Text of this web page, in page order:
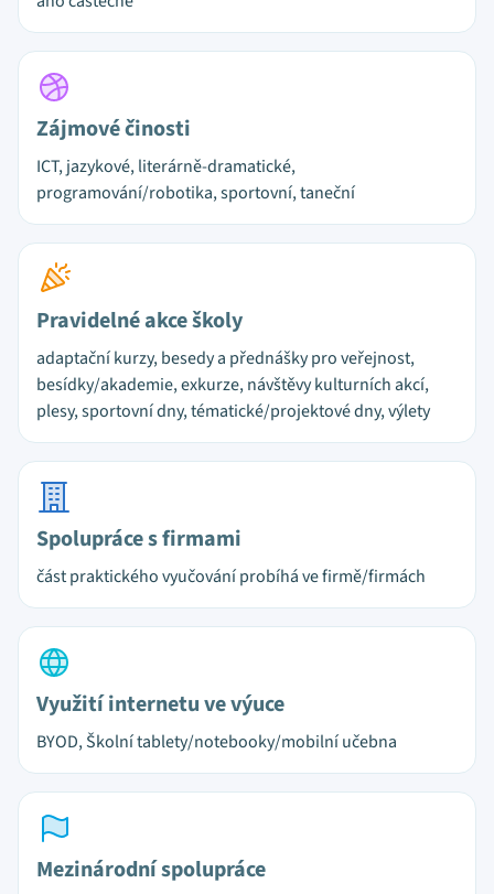
Zájmové činosti
ICT, jazykové, literárně-dramatické,
programování/robotika, sportovní, taneční
Pravidelné akce školy
adaptační kurzy, besedy a přednášky pro veřejnost,
besídky/akademie, exkurze, návštěvy kulturních akcí,
plesy, sportovní dny, tématické/projektové dny, výlety
Spolupráce s firmami
část praktického vyučování probíhá ve firmě/firmách
Využití internetu ve výuce
BYOD, Školní tablety/notebooky/mobilní učebna
Mezinárodní spolupráce